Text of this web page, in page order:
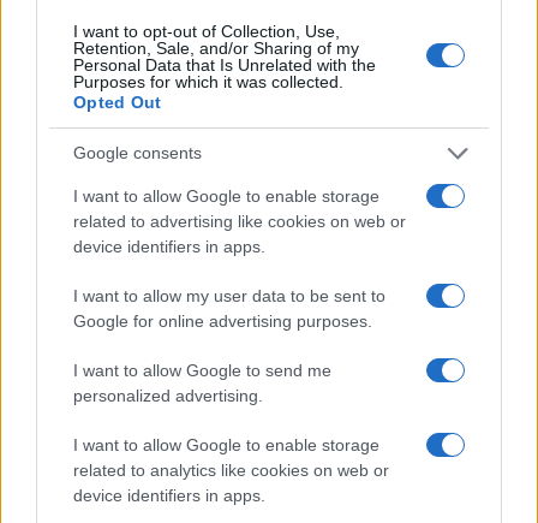
I want to opt-out of Collection, Use,
Retention, Sale, and/or Sharing of my
Personal Data that Is Unrelated with the
Purposes for which it was collected.
Opted Out
Google consents
I want to allow Google to enable storage
related to advertising like cookies on web or
device identifiers in apps.
I want to allow my user data to be sent to
Google for online advertising purposes.
I want to allow Google to send me
personalized advertising.
I want to allow Google to enable storage
related to analytics like cookies on web or
device identifiers in apps.
#CENTRODESTRA #ELEZIONI
#FORZA ITALIA
#PARTITI
#PRIMARIE
Commenta per primo
La trattativa su Hormuz e la
possibile via d’uscita per
l’Iran